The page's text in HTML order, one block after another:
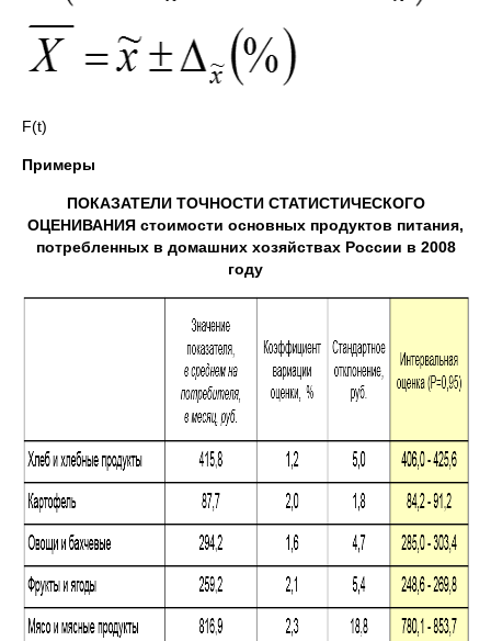
F(t)
Примеры
ПОКАЗАТЕЛИ ТОЧНОСТИ СТАТИСТИЧЕСКОГО
ОЦЕНИВАНИЯ стоимости основных продуктов питания,
потребленных в домашних хозяйствах России в 2008
году